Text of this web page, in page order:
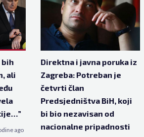
bih
ali
ago
Direktna i javna poruka iz
Zagreba: Potreban je
četvrti član
Predsjedništva BiH, koji
bi bio nezavisan od
nacionalne pripadnosti